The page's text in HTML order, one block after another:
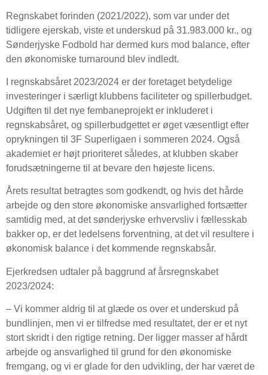
Regnskabet forinden (2021/2022), som var under det
tidligere ejerskab, viste et underskud på 31.983.000 kr., og
Sønderjyske Fodbold har dermed kurs mod balance, efter
den økonomiske turnaround blev indledt.
I regnskabsåret 2023/2024 er der foretaget betydelige
investeringer i særligt klubbens faciliteter og spillerbudget.
Udgiften til det nye fembaneprojekt er inkluderet i
regnskabsåret, og spillerbudgettet er øget væsentligt efter
oprykningen til 3F Superligaen i sommeren 2024. Også
akademiet er højt prioriteret således, at klubben skaber
forudsætningerne til at bevare den højeste licens.
Årets resultat betragtes som godkendt, og hvis det hårde
arbejde og den store økonomiske ansvarlighed fortsætter
samtidig med, at det sønderjyske erhvervsliv i fællesskab
bakker op, er det ledelsens forventning, at det vil resultere i
økonomisk balance i det kommende regnskabsår.
Ejerkredsen udtaler på baggrund af årsregnskabet
2023/2024:
– Vi kommer aldrig til at glæde os over et underskud på
bundlinjen, men vi er tilfredse med resultatet, der er et nyt
stort skridt i den rigtige retning. Der ligger masser af hårdt
arbejde og ansvarlighed til grund for den økonomiske
fremgang, og vi er glade for den udvikling, der har været de